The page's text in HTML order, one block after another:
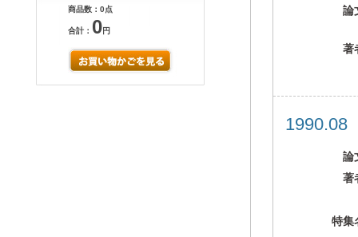
商品数：0点
合計： 0円
論
著
論
著
特集